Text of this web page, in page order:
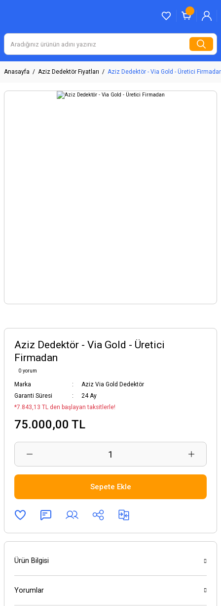
Anasayfa Aziz Dedektör Fiyatları Aziz Dedektör - Via Gold - Üretici
Aziz Dedektör - Via Gold - Üretici
Firmadan
0 yorum
Marka
Aziz Via Gold Dedektör
Garanti Süresi
24 Ay
*7.843,13 TL den başlayan taksitlerle!
75.000,00 TL
Sepete Ekle
Ürün Bilgisi
Yorumlar